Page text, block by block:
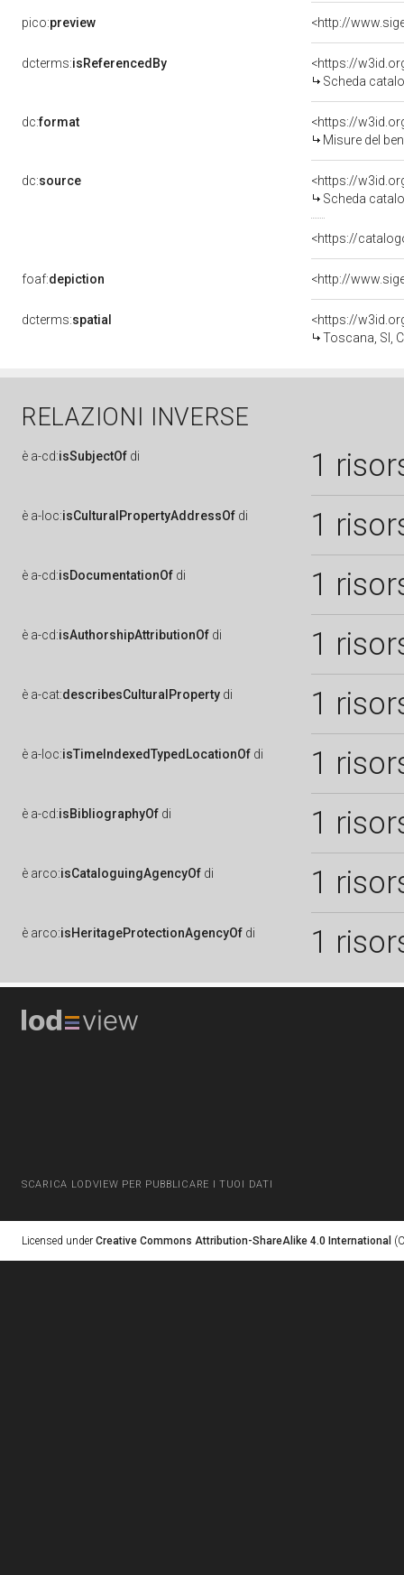
pico:preview <http://
dcterms:isReferencedBy
<https://
Scheda
dc:format
<https://
Misure del
dc:source
<https://
Scheda
<https://
foaf:depiction <http://
dcterms:spatial
<https://
Toscana, SI,
RELAZIONI INVERSE
è a-cd:isSubjectOf di 1
è a-loc:isCulturalPropertyAddressOf di 1
è a-cd:isDocumentationOf di 1
è a-cd:isAuthorshipAttributionOf di 1
è a-cat:describesCulturalProperty di 1
è a-loc:isTimeIndexedTypedLocationOf di 1
è a-cd:isBibliographyOf di 1
è arco:isCataloguingAgencyOf di 1
è arco:isHeritageProtectionAgencyOf di 1
SCARICA LODVIEW PER PUBBLICARE I TUOI DATI
Licensed under Creative Commons Attribution-ShareAlike 4.0 International